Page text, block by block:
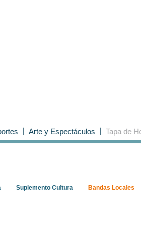
Arte y Espectáculos Tapa de
Suplemento Cultura Bandas Locales